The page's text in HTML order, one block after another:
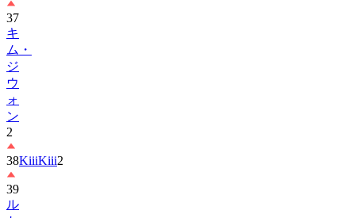
キ
ム・
ジ
ウ
ォ
ン
2
38
39
ル
セ
ラ